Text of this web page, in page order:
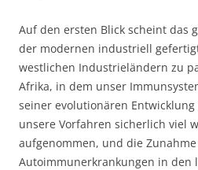
Auf den ersten Blick scheint das
der modernen industriell
westlichen Industrieländern zu
Afrika, in dem unser
seiner evolutionären
unsere Vorfahren sicherlich viel
aufgenommen, und die
Autoimmunerkrankungen in den